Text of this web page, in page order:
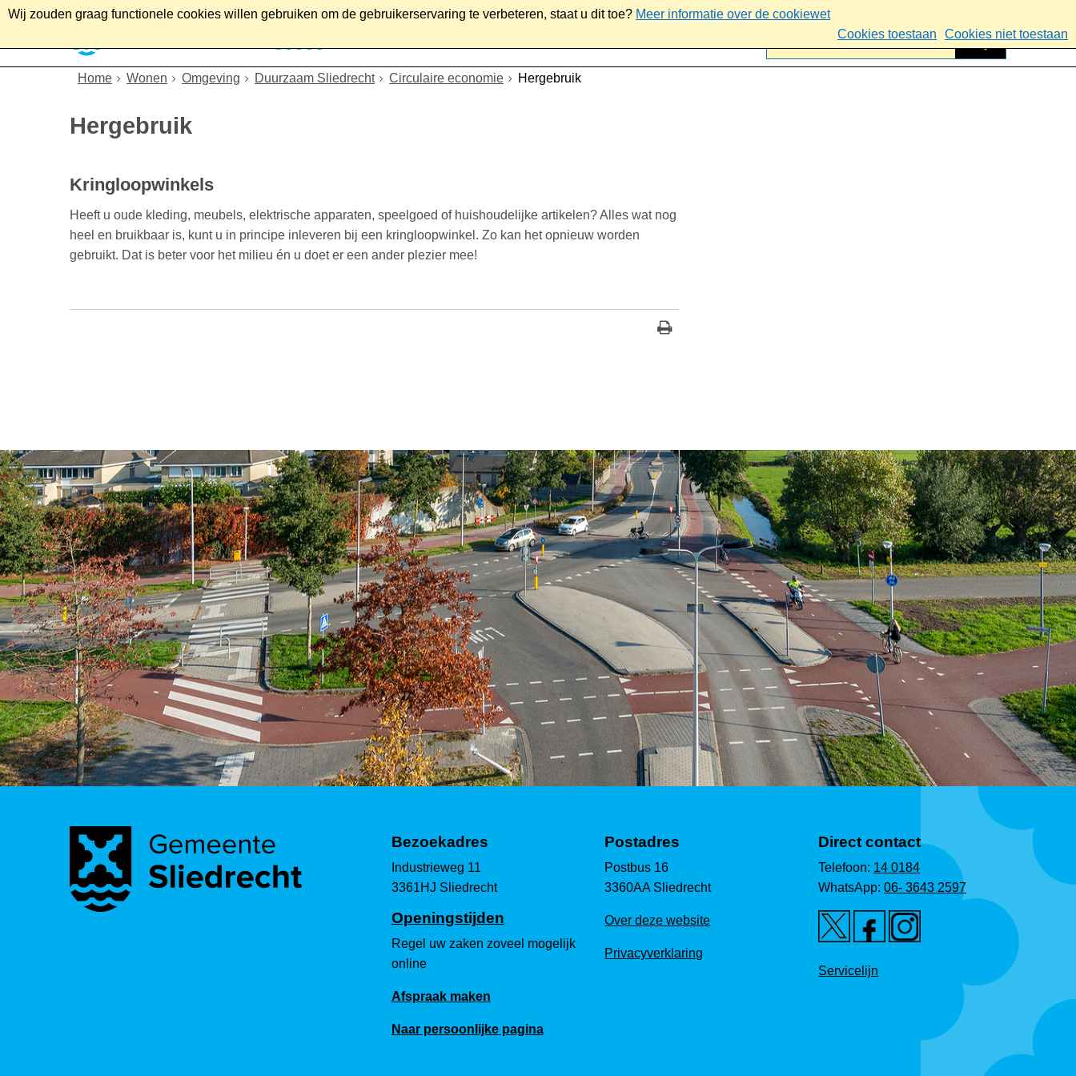
Wij zouden graag functionele cookies willen gebruiken om de gebruikerservaring te verbeteren, staat u dit toe? Meer informatie over de cookiewet
Cookies toestaan
Cookies niet toestaan
Home Wonen Omgeving Duurzaam Sliedrecht Circulaire economie Hergebruik
Hergebruik
Kringloopwinkels
Heeft u oude kleding, meubels, elektrische apparaten, speelgoed of huishoudelijke artikelen? Alles wat nog
heel en bruikbaar is, kunt u in principe inleveren bij een kringloopwinkel. Zo kan het opnieuw worden
gebruikt. Dat is beter voor het milieu én u doet er een ander plezier mee!
Bezoekadres
Industrieweg 11
3361HJ Sliedrecht
Openingstijden
Regel uw zaken zoveel mogelijk
online
Afspraak maken
Naar persoonlijke pagina
Postadres
Postbus 16
3360AA Sliedrecht
Over deze website
Privacyverklaring
Direct contact
Telefoon: 14 0184
WhatsApp:06- 3643 2597
Servicelijn